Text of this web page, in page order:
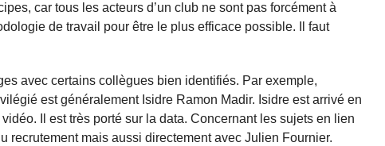
car tous les acteurs d’un club ne sont pas forcément à
de travail pour être le plus efficace possible. Il faut
avec certains collègues bien identifiés. Par exemple,
est généralement Isidre Ramon Madir. Isidre est arrivé en
Il est très porté sur la data. Concernant les sujets en lien
recrutement mais aussi directement avec Julien Fournier.